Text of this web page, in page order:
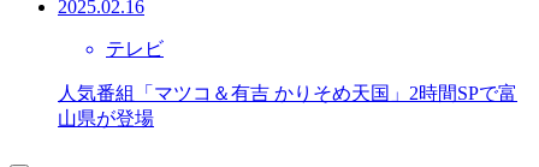
2025.02.16
テレビ
人気番組「マツコ＆有吉 かりそめ天国」2時間SPで富
山県が登場